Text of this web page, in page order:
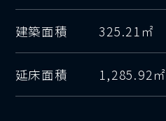
建築面積 325.21㎡
延床面積 1,285.92㎡